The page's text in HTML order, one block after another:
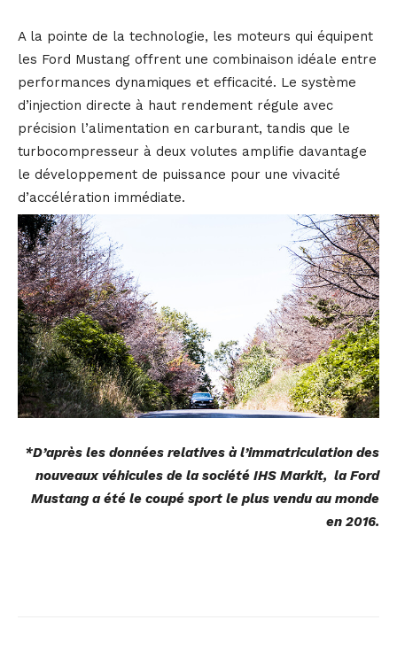
A la pointe de la technologie, les moteurs qui équipent
les Ford Mustang offrent une combinaison idéale entre
performances dynamiques et efficacité. Le système
d’injection directe à haut rendement régule avec
précision l’alimentation en carburant, tandis que le
turbocompresseur à deux volutes amplifie davantage
le développement de puissance pour une vivacité
d’accélération immédiate.
*D’après les données relatives à l’immatriculation des
nouveaux véhicules de la société IHS Markit, la Ford
Mustang a été le coupé sport le plus vendu au monde
en 2016.